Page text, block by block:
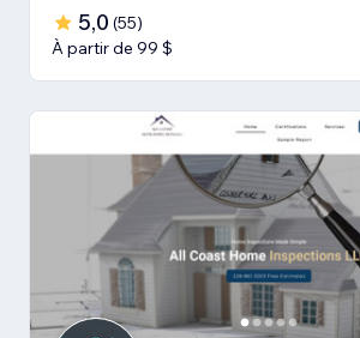
5,0 (55)
À partir de 99 $